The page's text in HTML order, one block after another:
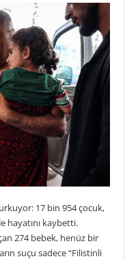
17 bin 954 çocuk,
hayatını kaybetti.
274 bebek, henüz bir
suçu sadece “Filistinli